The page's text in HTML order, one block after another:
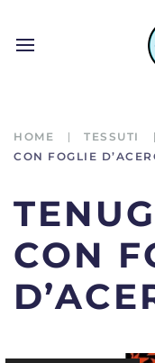
HOME TESSUTI
CON FOGLIE
CON